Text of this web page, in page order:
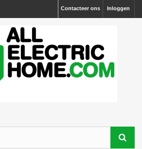
Inloggen
Contacteer ons